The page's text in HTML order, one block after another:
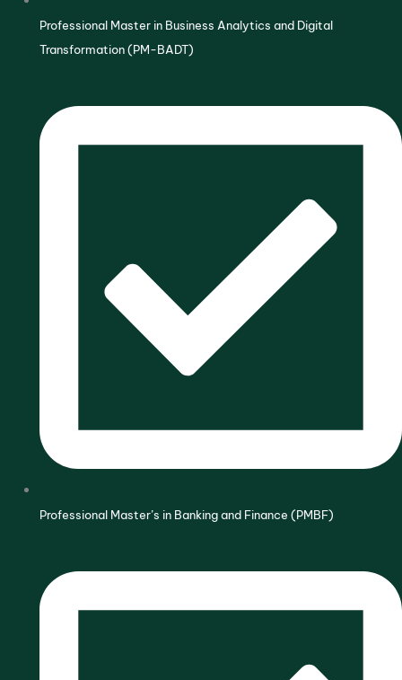
Professional Master in Business Analytics and Digital
Transformation (PM-BADT)
Professional Master’s in Banking and Finance (PMBF)